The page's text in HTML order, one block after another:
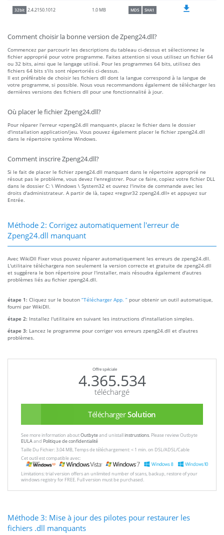
32bit 2.4.2150.1012 1.0 MB MD5 SHA1
Comment choisir la bonne version de Zpeng24.dll?
Commencez par parcourir les descriptions du tableau ci-dessus et sélectionnez le
fichier approprié pour votre programme. Faites attention si vous utilisez un fichier 64
ou 32 bits, ainsi que le langage utilisé. Pour les programmes 64 bits, utilisez des
fichiers 64 bits s'ils sont répertoriés ci-dessus.
Il est préférable de choisir les fichiers dll dont la langue correspond à la langue de
votre programme, si possible. Nous vous recommandons également de télécharger les
dernières versions des fichiers dll pour une fonctionnalité à jour.
Où placer le fichier Zpeng24.dll?
Pour réparer l'erreur «zpeng24.dll manquant», placez le fichier dans le dossier
d'installation application/jeu. Vous pouvez également placer le fichier zpeng24.dll
dans le répertoire système Windows.
Comment inscrire Zpeng24.dll?
Si le fait de placer le fichier zpeng24.dll manquant dans le répertoire approprié ne
résout pas le problème, vous devez l'enregistrer. Pour ce faire, copiez votre fichier DLL
dans le dossier C: \ Windows \ System32 et ouvrez l'invite de commande avec les
droits d'administrateur. A partir de là, tapez «regsvr32 zpeng24.dll» et appuyez sur
Entrée.
Méthode 2: Corrigez automatiquement l'erreur de
Zpeng24.dll manquant
Avec WikiDll Fixer vous pouvez réparer automatiquement les erreurs de zpeng24.dll.
L'utilitaire téléchargera non seulement la version correcte et gratuite de zpeng24.dll
et suggérera le bon répertoire pour l'installer, mais résoudra également d'autres
problèmes liés au fichier zpeng24.dll.
étape 1: Cliquez sur le bouton “Télécharger App. ” pour obtenir un outil automatique,
fourni par WikiDll.
étape 2: Installez l'utilitaire en suivant les instructions d'installation simples.
étape 3: Lancez le programme pour corriger vos erreurs zpeng24.dll et d'autres
problèmes.
Offre spéciale
4.365.534
téléchargé
TéléchargerSolution
See more information aboutOutbyteand unistallinstrustions. Please review Outbyte
EULAand Politique de confidentialité
Taille Du Fichier: 3.04 MB, Temps de téléchargement: < 1 min. on DSL/ADSL/Cable
Cet outil est compatible avec:
Limitations: trial version offers an unlimited number of scans, backup, restore of your
windows registry for FREE. Full version must be purchased.
Méthode 3: Mise à jour des pilotes pour restaurer les
fichiers .dll manquants